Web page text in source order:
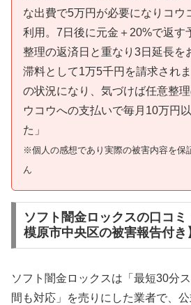
な出費で5万円が必要になりコウ
利用。7日後に元金＋20%で返す
整理の返済日と重なり3日延長を
滞料として1万5千円を請求され
の状況になり、気づけば任意整
ウコウへの支払いで毎月10万円
た」
※個人の感想であり実際の被害内容を保
ん
ソフト闇金ロックスの口コミ
模原市中央区の被害報告付き
ソフト闇金ロックスは「最短30分
間も対応」を売りにした業者で、